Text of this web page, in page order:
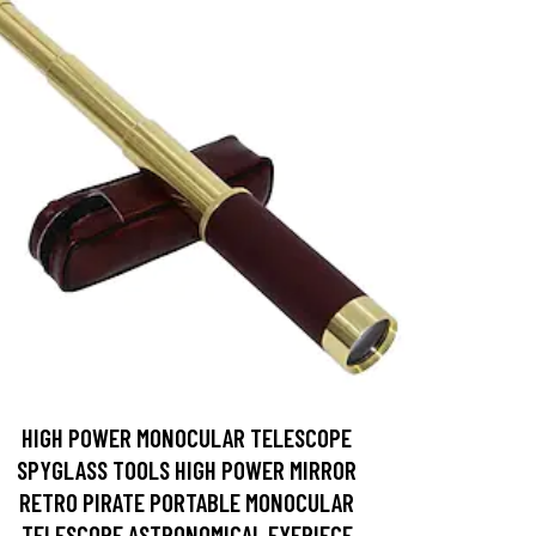
HIGH POWER MONOCULAR TELESCOPE
SPYGLASS TOOLS HIGH POWER MIRROR
RETRO PIRATE PORTABLE MONOCULAR